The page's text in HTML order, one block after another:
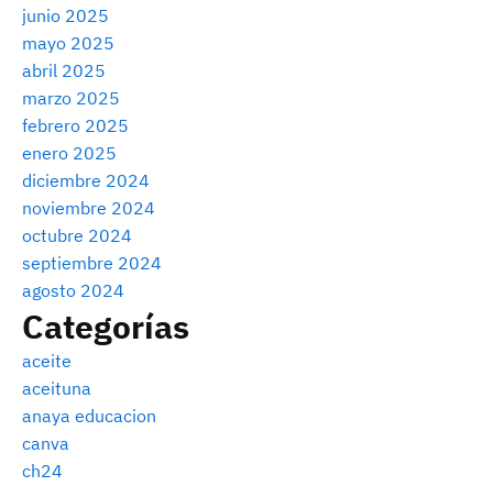
junio 2025
mayo 2025
abril 2025
marzo 2025
febrero 2025
enero 2025
diciembre 2024
noviembre 2024
octubre 2024
septiembre 2024
agosto 2024
Categorías
aceite
aceituna
anaya educacion
canva
ch24